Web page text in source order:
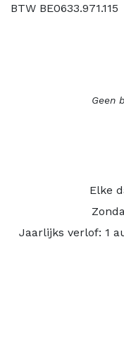
BTW BE0633.971.115
Geen
Elke
Jaarlijks verlof: 1